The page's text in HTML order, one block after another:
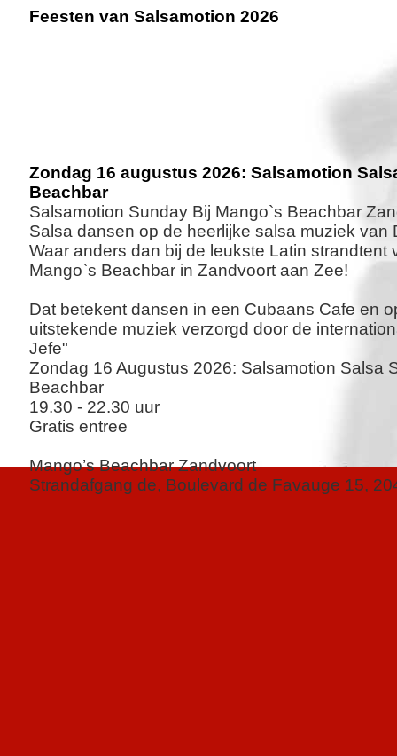
Feesten van Salsamotion 2026
Zondag 16 augustus 2026: Salsamotion
Beachbar
Salsamotion Sunday Bij Mango`s Beachbar
Salsa dansen op de heerlijke salsa muziek van
Waar anders dan bij de leukste Latin strandtent
Mango`s Beachbar in Zandvoort aan Zee!
Dat betekent dansen in een Cubaans Cafe en
uitstekende muziek verzorgd door de
Jefe"
Zondag 16 Augustus 2026: Salsamotion Salsa
Beachbar
19.30 - 22.30 uur
Gratis entree
Mango’s Beachbar Zandvoort
Strandafgang de, Boulevard de Favauge 15,